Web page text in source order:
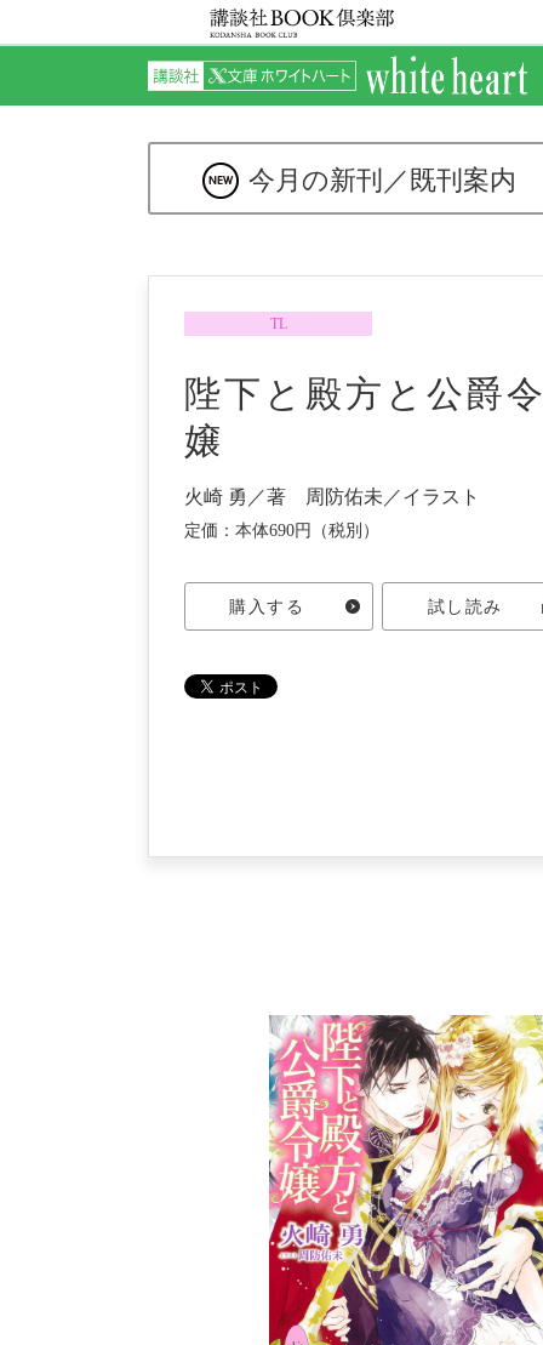
今月の新刊／ 既刊案内
TL
陛下と殿方と公爵令
嬢
火崎 勇／著 周防佑未／イラスト
定価：本体690円（税別）
購入する 試し読み